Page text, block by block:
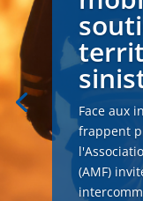
Face aux
frappent
(AMF)